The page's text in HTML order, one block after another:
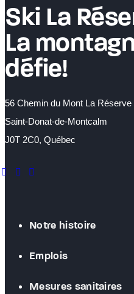
Ski La
La
défie!
56 Chemin du Mont La Réserve
Saint-Donat-de-Montcalm
J0T 2C0, Québec
instagram
youtube
Notre histoire
Emplois
Mesures sanitaires